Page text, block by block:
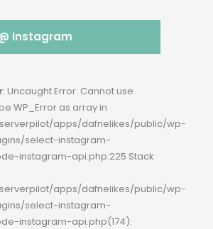
Instagram
: Uncaught Error: Cannot use
WP_Error as array in
apps/dafnelikes/public/wp-
select-instagram-
instagram-api.php:225 Stack
apps/dafnelikes/public/wp-
select-instagram-
instagram-api.php(174):